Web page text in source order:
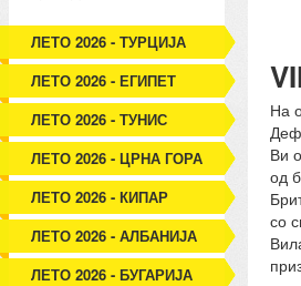
ЛЕТО 2026 - ТУРЦИЈА
ЛЕТО 2026 - ЕГИПЕТ
ЛЕТО 2026 - ТУНИС
ЛЕТО 2026 - ЦРНА ГОРА
ЛЕТО 2026 - КИПАР
ЛЕТО 2026 - АЛБАНИЈА
ЛЕТО 2026 - БУГАРИЈА
На
Ви
од
со